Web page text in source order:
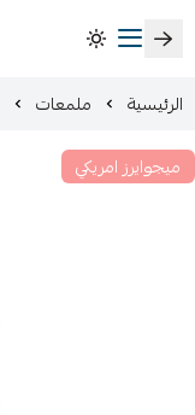
الرئيسية ملمعات
ميجوايرز امريكي